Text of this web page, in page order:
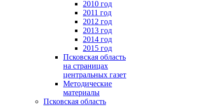
2010 год
2011 год
2012 год
2013 год
2014 год
2015 год
Псковская область
на страницах
центральных газет
Методические
материалы
Псковская область